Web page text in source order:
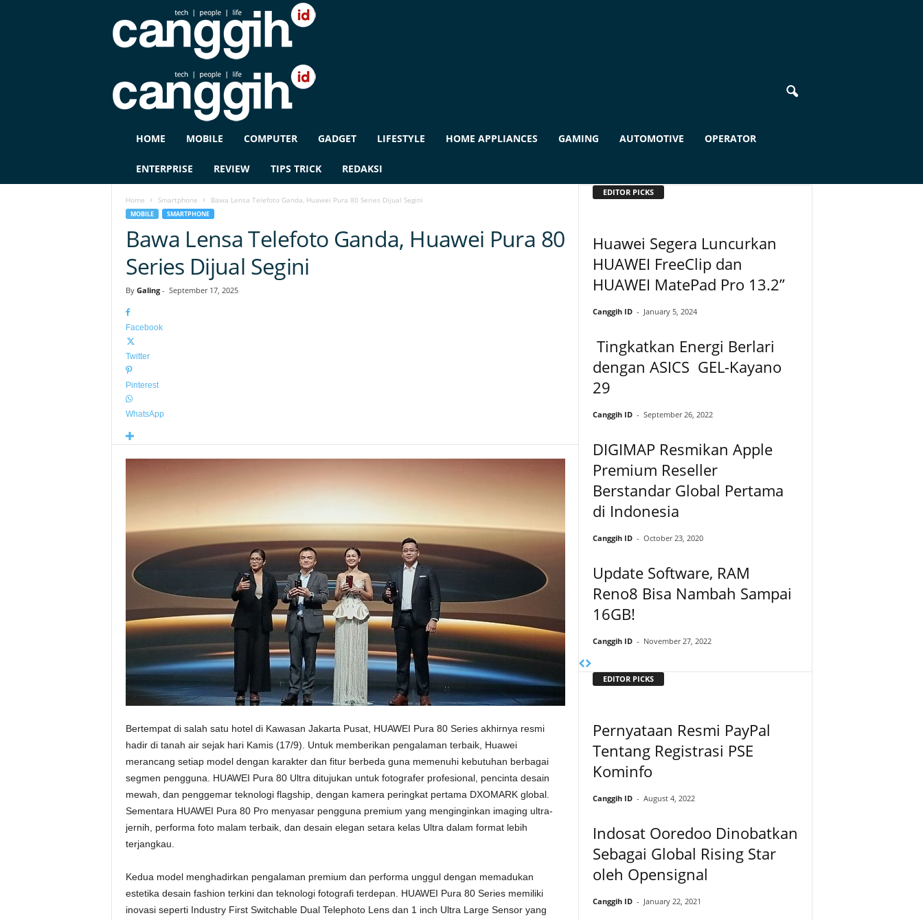
G
HOME MOBILE COMPUTER GADGET LIFESTYLE HOME APPLIANCES GAMING AUTOMOTIVE OPERATOR
ENTERPRISE REVIEW TIPS TRICK REDAKSI
Home Smartphone Bawa Lensa Telefoto Ganda, Huawei Pura 80 Series Dijual Segini
MOBILE SMARTPHONE
Bawa Lensa Telefoto Ganda, Huawei Pura 80
Series Dijual Segini
By Galing- September 17, 2025
Facebook
Twitter
Pinterest
WhatsApp
Bertempat di salah satu hotel di Kawasan Jakarta Pusat, HUAWEI Pura 80 Series akhirnya resmi
hadir di tanah air sejak hari Kamis (17/9). Untuk memberikan pengalaman terbaik, Huawei
merancang setiap model dengan karakter dan fitur berbeda guna memenuhi kebutuhan berbagai
segmen pengguna. HUAWEI Pura 80 Ultra ditujukan untuk fotografer profesional, pencinta desain
mewah, dan penggemar teknologi flagship, dengan kamera peringkat pertama DXOMARK global.
Sementara HUAWEI Pura 80 Pro menyasar pengguna premium yang menginginkan imaging ultra-
jernih, performa foto malam terbaik, dan desain elegan setara kelas Ultra dalam format lebih
terjangkau.
Kedua model menghadirkan pengalaman premium dan performa unggul dengan memadukan
estetika desain fashion terkini dan teknologi fotografi terdepan. HUAWEI Pura 80 Series memiliki
inovasi seperti Industry First Switchable Dual Telephoto Lens dan 1 inch Ultra Large Sensor yang
EDITOR PICKS
Huawei Segera Luncurkan
HUAWEI FreeClip dan
HUAWEI MatePad Pro 13.2”
Canggih ID - January 5, 2024
Tingkatkan Energi Berlari
dengan ASICS GEL-Kayano
29
Canggih ID - September 26, 2022
DIGIMAP Resmikan Apple
Premium Reseller
Berstandar Global Pertama
di Indonesia
Canggih ID - October 23, 2020
Update Software, RAM
Reno8 Bisa Nambah Sampai
16GB!
Canggih ID - November 27, 2022
EDITOR PICKS
Pernyataan Resmi PayPal
Tentang Registrasi PSE
Kominfo
Canggih ID - August 4, 2022
Indosat Ooredoo Dinobatkan
Sebagai Global Rising Star
oleh Opensignal
Canggih ID - January 22, 2021